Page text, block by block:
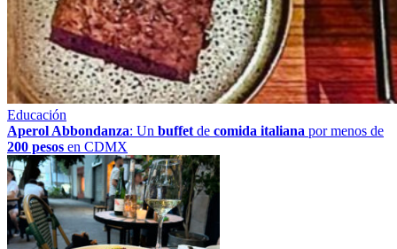
Educación
Aperol Abbondanza: Un buffet de comida italiana por menos de
200 pesos en CDMX